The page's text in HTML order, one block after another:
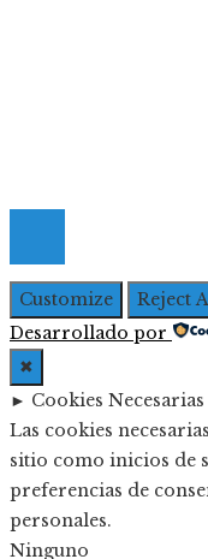
Customize Reject
Desarrollado por
✖
► Cookies Necesarias
Las cookies
sitio como inicios de
preferencias de
personales.
Ninguno